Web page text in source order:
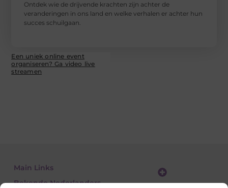
Ontdek wie de drijvende krachten zijn achter de
veranderingen in ons land en welke verhalen er achter hun
succes schuilgaan.
Een uniek online event
organiseren? Ga video live
streamen
Main Links
Bekende Nederlanders